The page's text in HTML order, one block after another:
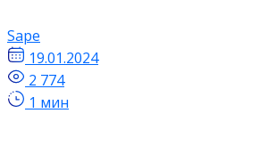
Sape
19.01.2024
2 774
1 мин